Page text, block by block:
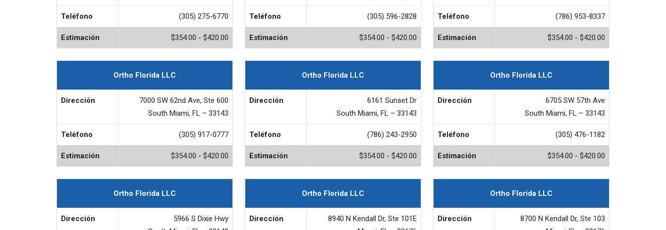
Teléfono (305) 275-6770
Estimación $354.00 - $420.00
Teléfono (305) 596-2828
Estimación $354.00 - $420.00
Teléfono (786) 953-8337
Estimación $354.00 - $420.00
Ortho Florida LLC
Dirección
7000 SW 62nd Ave, Ste 600
South Miami, FL – 33143
Teléfono (305) 917-0777
Estimación $354.00 - $420.00
Ortho Florida LLC
Dirección
6161 Sunset Dr
South Miami, FL – 33143
Teléfono (786) 243-2950
Estimación $354.00 - $420.00
Ortho Florida LLC
Dirección
6705 SW 57th Ave
South Miami, FL – 33143
Teléfono (305) 476-1182
Estimación $354.00 - $420.00
Ortho Florida LLC
Dirección
5966 S Dixie Hwy
Ortho Florida LLC
Dirección
8940 N Kendall Dr, Ste 101E
Ortho Florida LLC
Dirección
8700 N Kendall Dr, Ste 103